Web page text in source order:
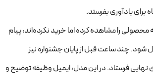
برای یادآوری بفرستد.
محصولی را مشاهده کرده اما خرید نکرده‌اند، پیام
چند ساعت قبل از پایان جشنواره نیز
نهایی فرستاد. در این مدل، ایمیل وظیفه توضیح و